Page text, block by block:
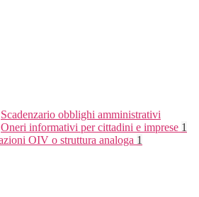
Scadenzario obblighi amministrativi
Oneri informativi per cittadini e imprese 1
OIV o struttura analoga 1